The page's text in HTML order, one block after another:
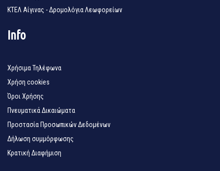
ΚΤΕΛ Αίγινας - Δρομολόγια Λεωφορείων
Info
Χρήσιμα Τηλέφωνα
Χρήση cookies
Όροι Χρήσης
Πνευματικά Δικαιώματα
Προστασία Προσωπικών Δεδομένων
Δήλωση συμμόρφωσης
Κρατική Διαφήμιση